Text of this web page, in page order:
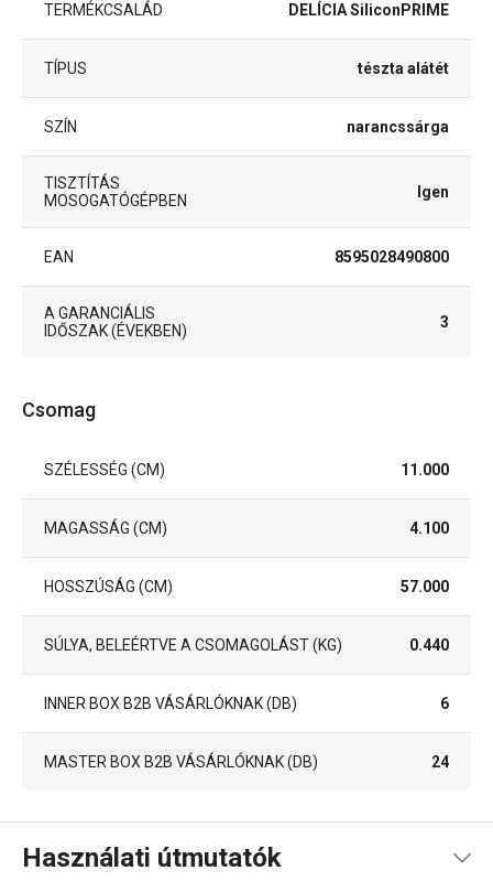
TERMÉKCSALÁD DELÍCIA SiliconPRIME
TÍPUS tészta alátét
SZÍN narancssárga
TISZTÍTÁS
MOSOGATÓGÉPBEN
Igen
EAN 8595028490800
A GARANCIÁLIS
IDŐSZAK (ÉVEKBEN)
3
Csomag
SZÉLESSÉG (CM) 11.000
MAGASSÁG (CM) 4.100
HOSSZÚSÁG (CM) 57.000
SÚLYA, BELEÉRTVE A CSOMAGOLÁST (KG) 0.440
INNER BOX B2B VÁSÁRLÓKNAK (DB) 6
MASTER BOX B2B VÁSÁRLÓKNAK (DB) 24
Használati útmutatók